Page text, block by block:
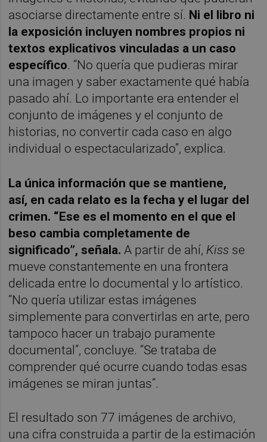
asociarse directamente entre sí. Ni el libro ni
la exposición incluyen nombres propios ni
textos explicativos vinculadas a un caso
específico. “No quería que pudieras mirar
una imagen y saber exactamente qué había
pasado ahí. Lo importante era entender el
conjunto de imágenes y el conjunto de
historias, no convertir cada caso en algo
individual o espectacularizado”, explica.
La única información que se mantiene,
así, en cada relato es la fecha y el lugar del
crimen. “Ese es el momento en el que el
beso cambia completamente de
significado”, señala. A partir de ahí, Kiss se
mueve constantemente en una frontera
delicada entre lo documental y lo artístico.
“No quería utilizar estas imágenes
simplemente para convertirlas en arte, pero
tampoco hacer un trabajo puramente
documental”, concluye. “Se trataba de
comprender qué ocurre cuando todas esas
imágenes se miran juntas”.
El resultado son 77 imágenes de archivo,
una cifra construida a partir de la estimación